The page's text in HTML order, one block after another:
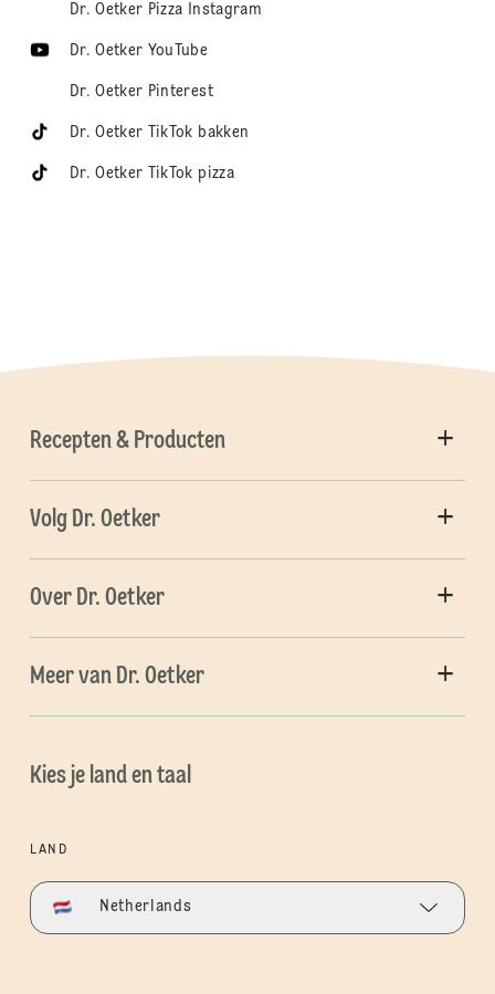
Dr. Oetker Pizza Instagram
Dr. Oetker YouTube
Dr. Oetker Pinterest
Dr. Oetker TikTok bakken
Dr. Oetker TikTok pizza
Recepten & Producten
Volg Dr. Oetker
Over Dr. Oetker
Meer van Dr. Oetker
Kies je land en taal
LAND
Netherlands